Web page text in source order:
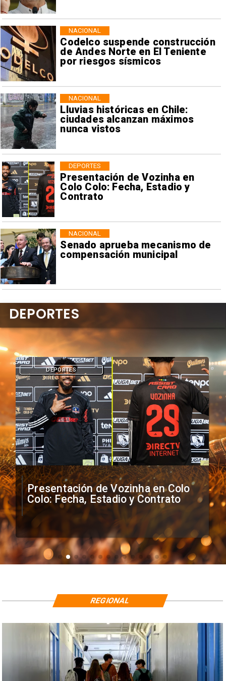
Codelco suspende construcción
de Andes Norte en El Teniente
por riesgos sísmicos
NACIONAL
Lluvias históricas en Chile:
ciudades alcanzan máximos
nunca vistos
NACIONAL
Presentación de Vozinha en
Colo Colo: Fecha, Estadio y
Contrato
DEPORTES
Senado aprueba mecanismo de
compensación municipal
NACIONAL
Presentación de Vozinha en Colo
Colo: Fecha, Estadio y Contrato
DEPORTES
DEPORTES
REGIONAL